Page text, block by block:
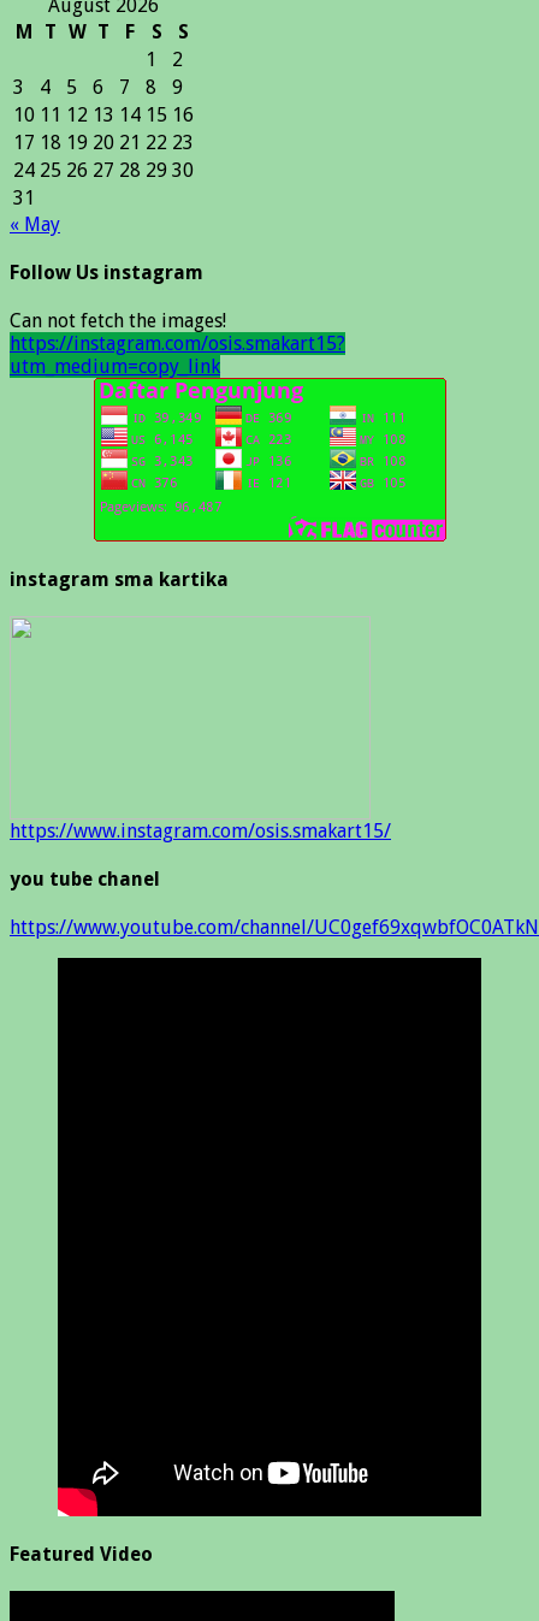
August 2026
M
T W T F S
S
1
2
3
4 5 6 7 8
9
10 11 12 13 14 15 16
17 18 19 20 21 22 23
24 25 26 27 28 29 30
31
« May
Follow Us instagram
Can not fetch the images!
https://instagram.com/osis.smakart15?
utm_medium=copy_link
instagram sma kartika
https://www.instagram.com/osis.smakart15/
you tube chanel
https://www.youtube.com/channel/
Featured Video